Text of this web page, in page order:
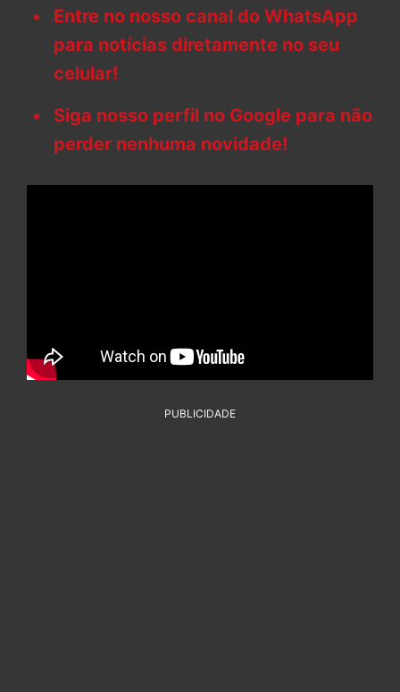
Entre no nosso canal do WhatsApp
para notícias diretamente no seu
celular!
Siga nosso perfil no Google para não
perder nenhuma novidade!
PUBLICIDADE